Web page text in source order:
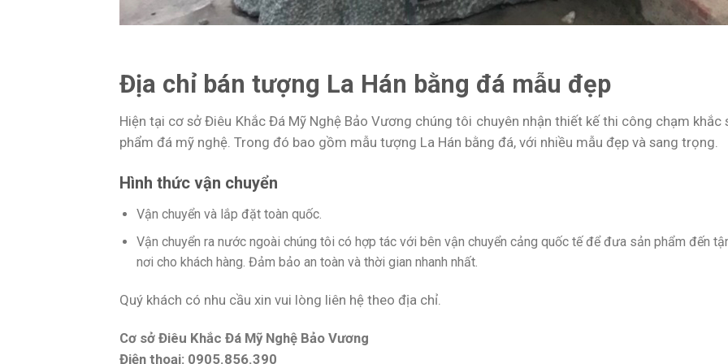
Địa chỉ bán tượng La Hán bằng đá mẫu đẹp
Hiện tại cơ sở Điêu Khắc Đá Mỹ Nghệ Bảo Vương chúng tôi chuyên nhận thiết kế thi công chạm khắc
phẩm đá mỹ nghệ. Trong đó bao gồm mẫu tượng La Hán bằng đá, với nhiều mẫu đẹp và sang trọng.
Hình thức vận chuyển
Vận chuyển và lắp đặt toàn quốc.
Vận chuyển ra nước ngoài chúng tôi có hợp tác với bên vận chuyển cảng quốc tế để đưa sản phẩm đến
nơi cho khách hàng. Đảm bảo an toàn và thời gian nhanh nhất.
Quý khách có nhu cầu xin vui lòng liên hệ theo địa chỉ.
Cơ sở Điêu Khắc Đá Mỹ Nghệ Bảo Vương
Điện thoại: 0905.856.390